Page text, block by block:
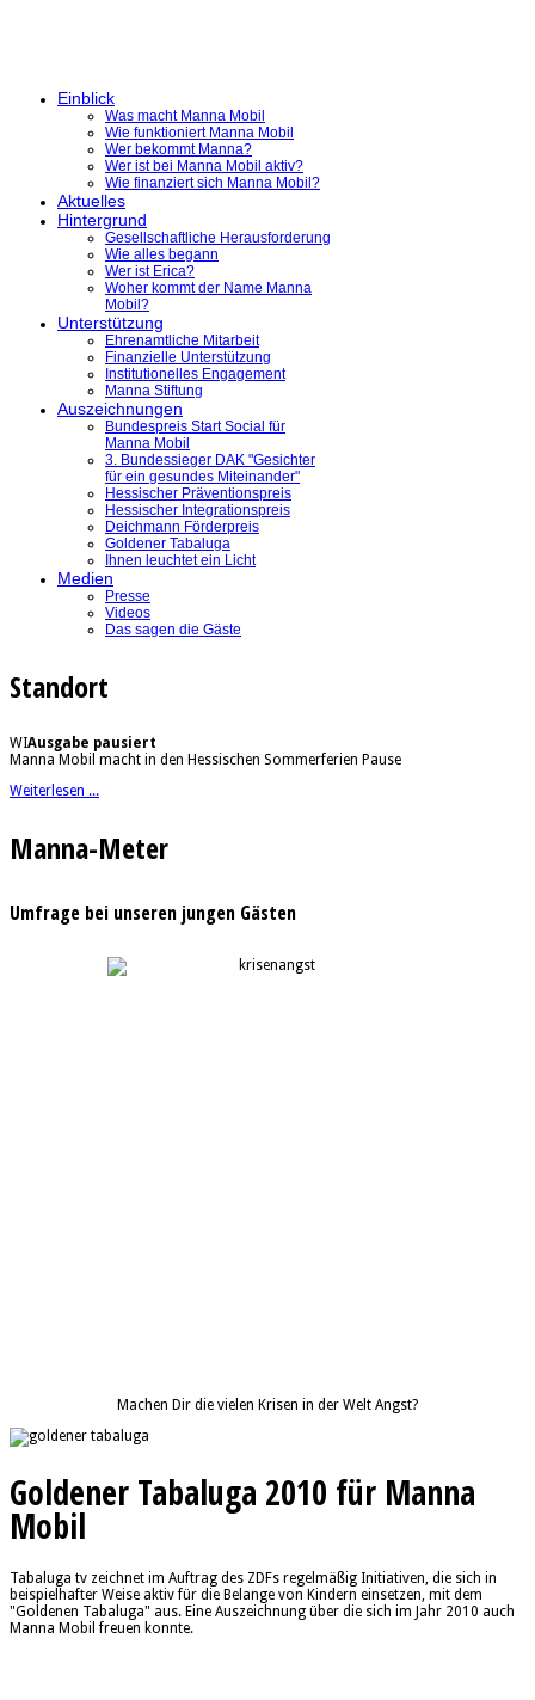
Einblick
Was macht Manna Mobil
Wie funktioniert Manna Mobil
Wer bekommt Manna?
Wer ist bei Manna Mobil aktiv?
Wie finanziert sich Manna Mobil?
Aktuelles
Hintergrund
Gesellschaftliche Herausforderung
Wie alles begann
Wer ist Erica?
Woher kommt der Name Manna
Mobil?
Unterstützung
Ehrenamtliche Mitarbeit
Finanzielle Unterstützung
Institutionelles Engagement
Manna Stiftung
Auszeichnungen
Bundespreis Start Social für
Manna Mobil
3. Bundessieger DAK "Gesichter
für ein gesundes Miteinander"
Hessischer Präventionspreis
Hessischer Integrationspreis
Deichmann Förderpreis
Goldener Tabaluga
Ihnen leuchtet ein Licht
Medien
Presse
Videos
Das sagen die Gäste
Standort
WIAusgabe pausiert
Manna Mobil macht in den Hessischen Sommerferien Pause
Weiterlesen ...
Manna-Meter
Umfrage bei unseren jungen Gästen
Machen Dir die vielen Krisen in der Welt Angst?
Goldener Tabaluga 2010 für Manna
Mobil
Tabaluga tv zeichnet im Auftrag des ZDFs regelmäßig Initiativen, die sich in
beispielhafter Weise aktiv für die Belange von Kindern einsetzen, mit dem
"Goldenen Tabaluga" aus. Eine Auszeichnung über die sich im Jahr 2010 auch
Manna Mobil freuen konnte.